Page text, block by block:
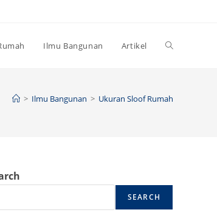
Ilmu Bangunan Artikel Toggle
> Ilmu Bangunan > Ukuran Sloof Rumah
SEARCH